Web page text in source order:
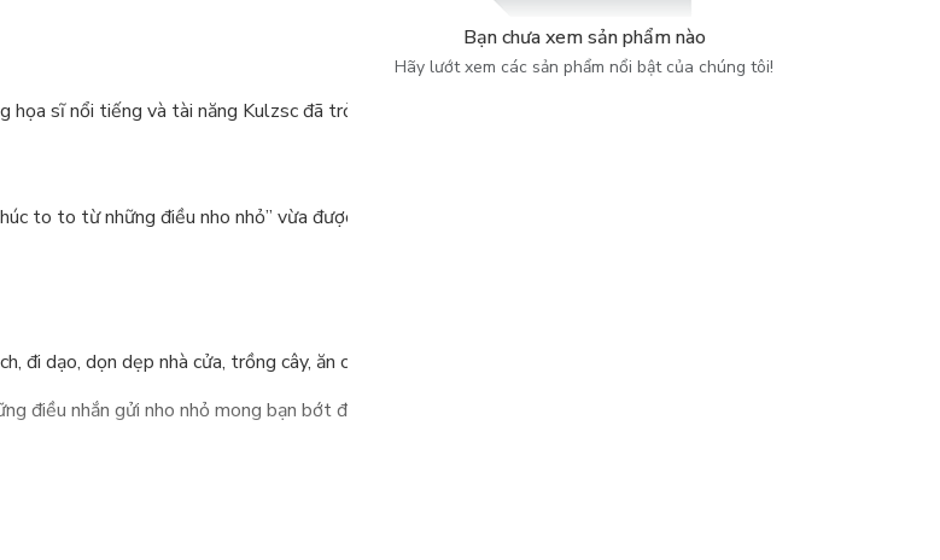
họa sĩ nổi tiếng và tài năng Kulzsc đã trở lại với một cuốn sách vô cùng đặc biệt mang tên: "Tô bình yên - vẽ
to to từ những điều nho nhỏ” vừa được thực hành ngay lập tức. Một sự kết hợp mới lạ đầy thú vị giữa
đi dạo, dọn dẹp nhà cửa, trồng cây, ăn cơm mẹ nấu, nghe một bản nhạc hay, và nghĩ về nụ cười của một ai đó…
điều nhắn gửi nho nhỏ mong bạn bớt đi những xao động:
Bạn chưa xem sản phẩm nào
Hãy lướt xem các sản phẩm nổi bật của chúng tôi!